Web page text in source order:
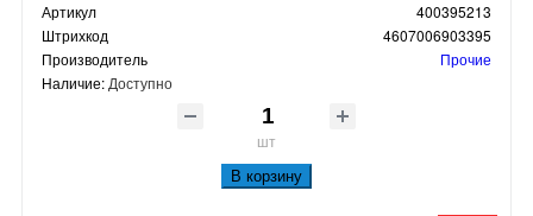
Артикул
400395213
Штрихкод
4607006903395
Производитель
Прочие
Наличие: Доступно
шт
В корзину